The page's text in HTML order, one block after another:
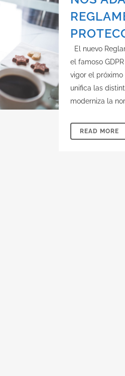
El nuevo
el famoso GDPR
vigor el
unifica las
moderniza la
READ MORE